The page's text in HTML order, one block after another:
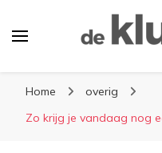
Home
overig
Zo krijg je vandaag nog